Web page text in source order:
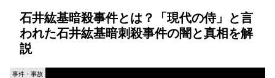
石井紘基暗殺事件とは？「現代の侍」と言
われた石井紘基暗刺殺事件の闇と真相を解
説
事件・事故